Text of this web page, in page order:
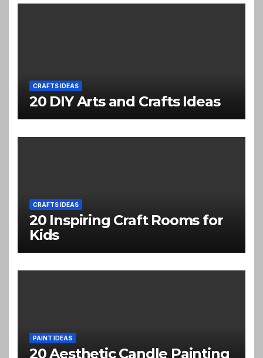
CRAFTS IDEAS
20 DIY Arts and Crafts Ideas
CRAFTS IDEAS
20 Inspiring Craft Rooms for
Kids
PAINT IDEAS
20 Aesthetic Candle Painting